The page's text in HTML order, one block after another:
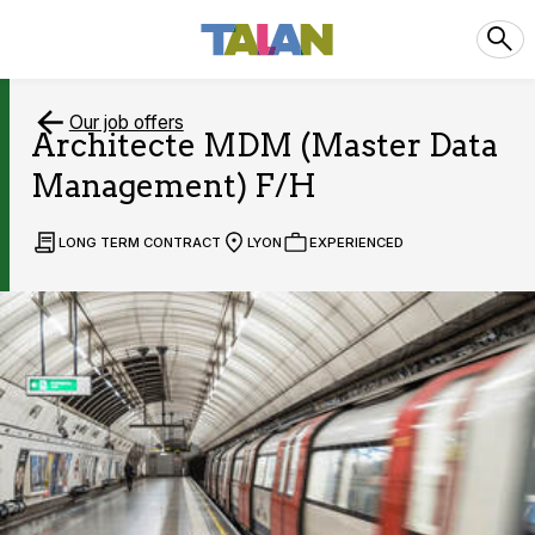
Our job offers
Architecte MDM (Master Data
Management) F/H
LONG TERM CONTRACT LYON EXPERIENCED